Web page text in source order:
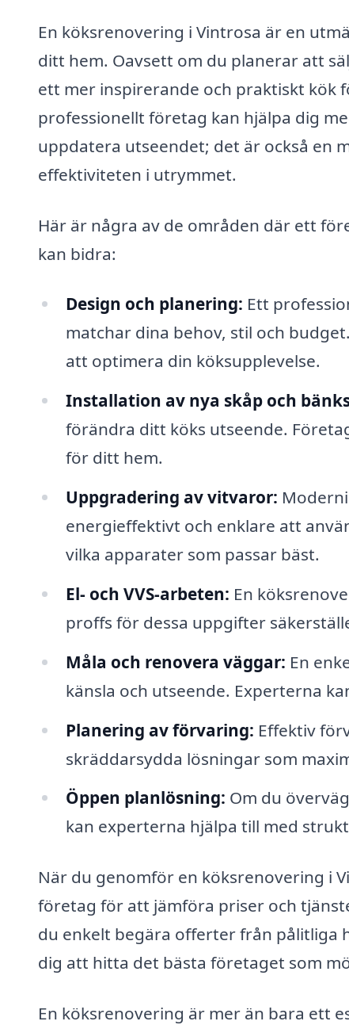
En köksrenovering i Vintrosa är en
ditt hem. Oavsett om du planerar att
ett mer inspirerande och praktiskt kök
professionellt företag kan hjälpa dig
uppdatera utseendet; det är också en
effektiviteten i utrymmet.
Här är några av de områden där ett
kan bidra:
Design och planering: Ett
matchar dina behov, stil och
att optimera din köksupplevelse.
Installation av nya skåp och
förändra ditt köks utseende.
för ditt hem.
Uppgradering av vitvaror:
energieffektivt och enklare att
vilka apparater som passar bäst.
El- och VVS-arbeten: En
proffs för dessa uppgifter
Måla och renovera väggar: En
känsla och utseende. Experterna
Planering av förvaring: Effektiv
skräddarsydda lösningar som
Öppen planlösning: Om du
kan experterna hjälpa till med
När du genomför en köksrenovering i
företag för att jämföra priser och
du enkelt begära offerter från pålitliga
dig att hitta det bästa företaget som
En köksrenovering är mer än bara ett